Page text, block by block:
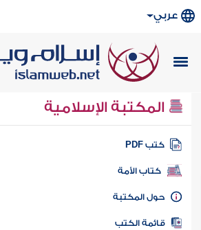
عربي
المكتبة الإسلامية
كتب PDF
كتاب الأمة
المكتبة